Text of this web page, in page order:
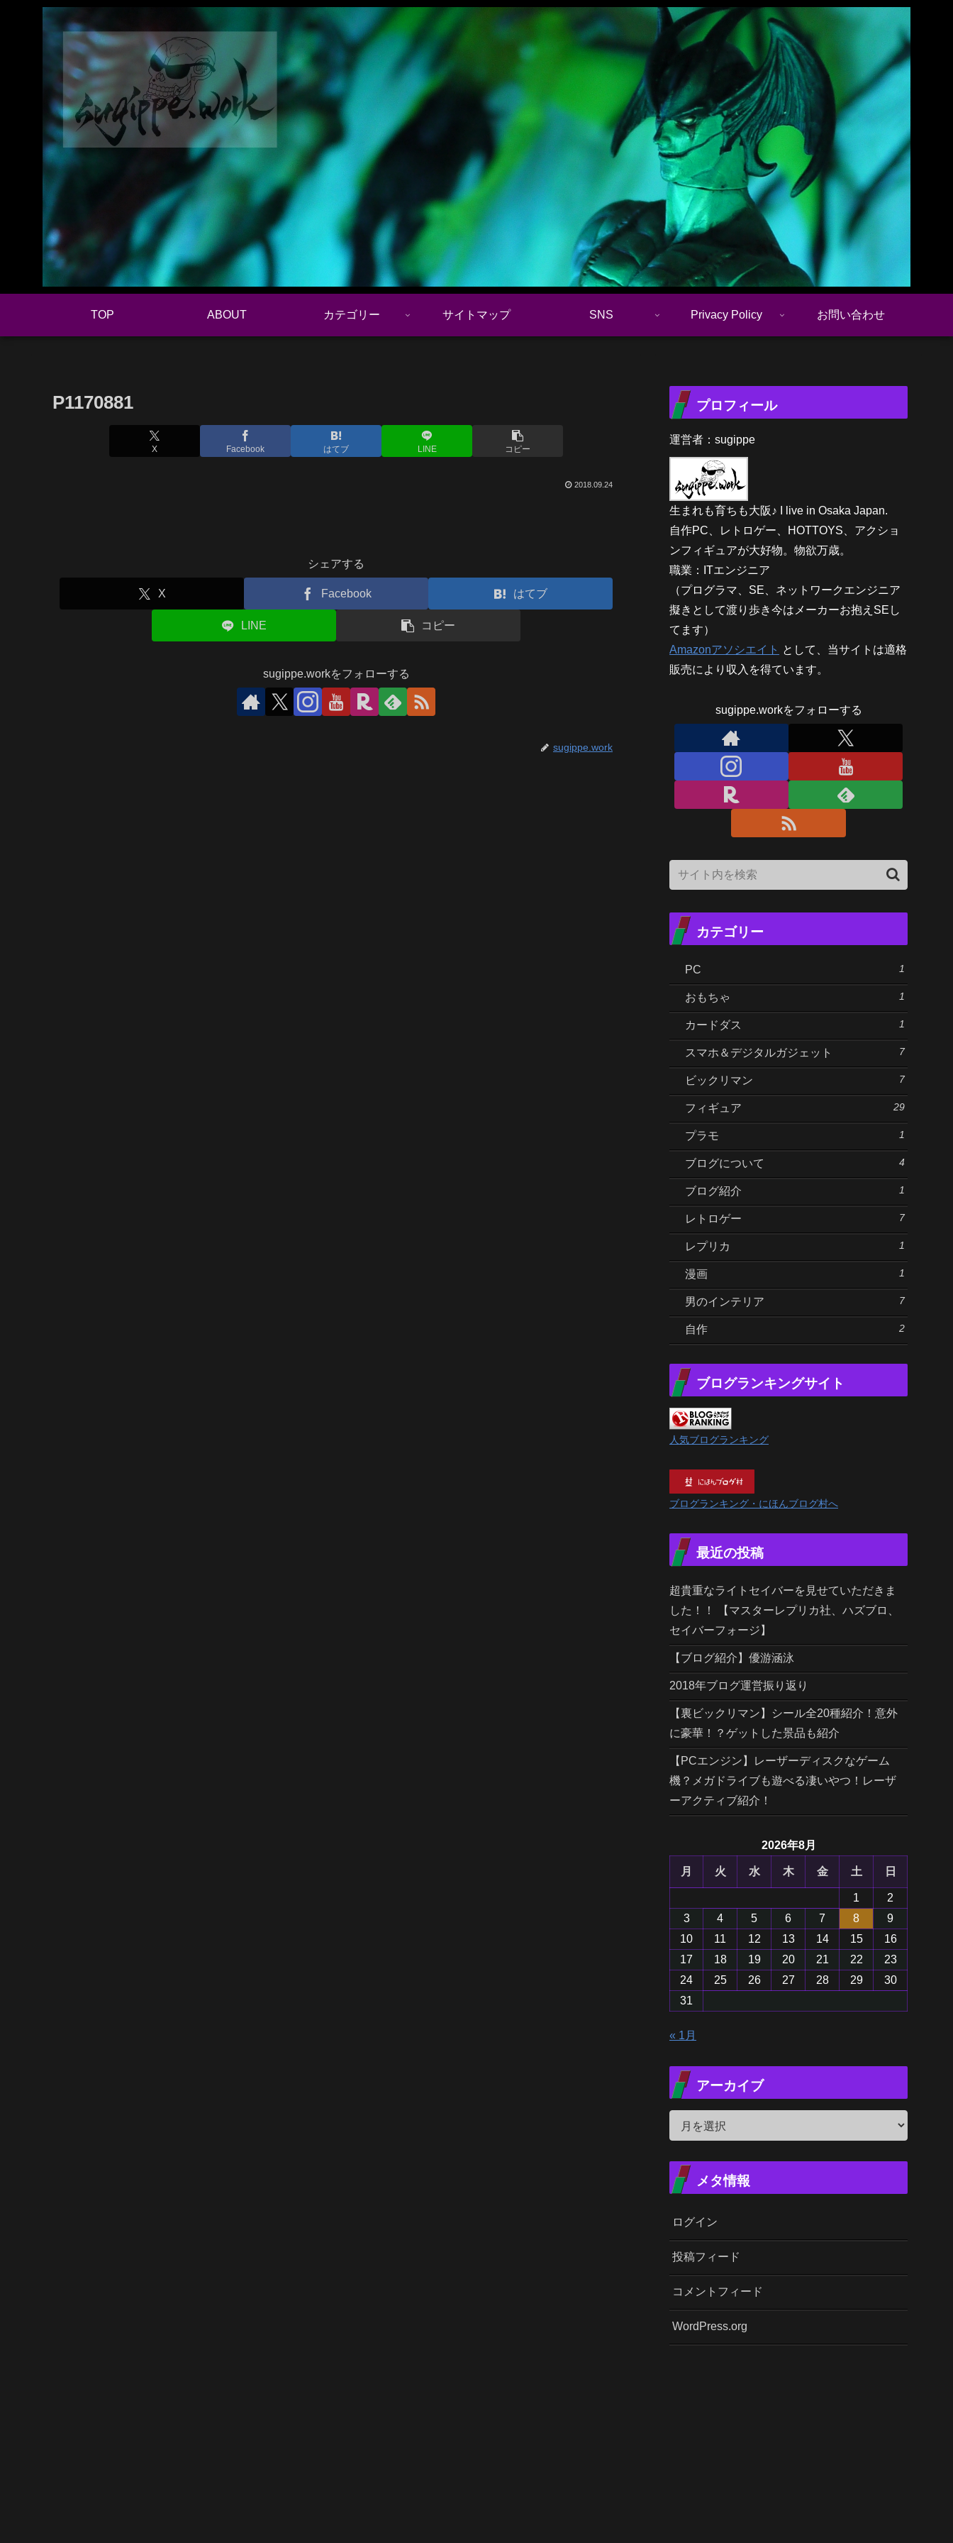
TOP ABOUT カテゴリー サイトマップ SNS Privacy Policy お問い合わせ
P1170881
X Facebook はてブ LINE コピー
2018.09.24
シェアする
X Facebook はてブ
LINE コピー
sugippe.workをフォローする
sugippe.work
プロフィール
運営者：sugippe
生まれも育ちも大阪♪ I live in Osaka Japan.
自作PC、レトロゲー、HOTTOYS、アクショ
ンフィギュアが大好物。物欲万歳。
職業：ITエンジニア
（プログラマ、SE、ネットワークエンジニア
擬きとして渡り歩き今はメーカーお抱えSEし
てます）
Amazonアソシエイト として、当サイトは適格
販売により収入を得ています。
sugippe.workをフォローする
カテゴリー
PC 1
おもちゃ 1
カードダス 1
スマホ＆デジタルガジェット 7
ビックリマン 7
フィギュア 29
プラモ 1
ブログについて 4
ブログ紹介 1
レトロゲー 7
レプリカ 1
漫画 1
男のインテリア 7
自作 2
ブログランキングサイト
人気ブログランキング
ブログランキング・にほんブログ村へ
最近の投稿
超貴重なライトセイバーを見せていただきま
した！！ 【マスターレプリカ社、ハズブロ、
セイバーフォージ】
【ブログ紹介】優游涵泳
2018年ブログ運営振り返り
【裏ビックリマン】シール全20種紹介！意外
に豪華！？ゲットした景品も紹介
【PCエンジン】レーザーディスクなゲーム
機？メガドライブも遊べる凄いやつ！レーザ
ーアクティブ紹介！
2026年8月
月 火 水 木 金 土 日
1
2
3
4 5 6 7 8
9
10
11 12 13 14 15
16
17
18 19 20 21 22
23
24
25 26 27 28 29
30
31
« 1月
アーカイブ
メタ情報
ログイン
投稿フィード
コメントフィード
WordPress.org